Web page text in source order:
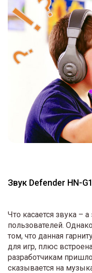
Звук Defender HN-
Что касается звука –
пользователей.
том, что данная
для игр, плюс
разработчикам
сказывается на